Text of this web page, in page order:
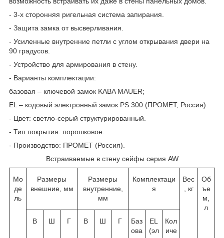
- 3-х сторонняя ригельная система запирания.
- Защита замка от высверливания.
- Усиленные внутренние петли с углом открывания двери на
90 градусов.
- Устройство для армирования в стену.
- Варианты комплектации:
базовая – ключевой замок KABA MAUER;
EL – кодовый электронный замок PS 300 (ПРОМЕТ, Россия).
- Цвет: светло-серый структурированный.
- Тип покрытия: порошковое.
- Производство: ПРОМЕТ (Россия).
Встраиваемые в стену сейфы серия AW
Мо
де
ль
Размеры
внешние, мм
Размеры
внутренние,
мм
Комплектаци
я
Вес
, кг
Об
ъе
м,
л
В
Ш Г В Ш Г
Баз
ова
EL
(эл
Кол
иче